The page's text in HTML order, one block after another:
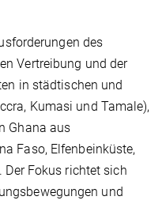
des
Vertreibung und der
in städtischen und
Kumasi und Tamale),
Ghana aus
Faso, Elfenbeinküste,
Der Fokus richtet sich
und